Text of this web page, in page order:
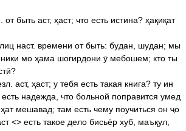
быть аст, ҳаст; что есть истина? ҳақиқат
лиц наст. времени от быть: будан, шудан; мы
мо ҳама шогирдони ӯ мебошем; кто ты
аст, ҳаст; у тебя есть такая книга? ту ин
надежда, что больной поправится умед
мешавад; там есть чему поучиться он ҷо
<> есть такое дело бисьёр хуб, маъқул,